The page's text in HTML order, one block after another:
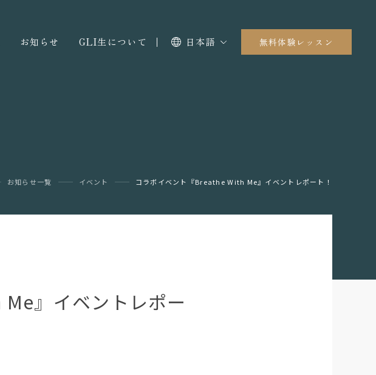
お知らせ GLI生について 日本語 無料体験レッスン
お知らせ一覧 イベント コラボイベント『Breathe With Me』イベントレポート！
』イベントレポー